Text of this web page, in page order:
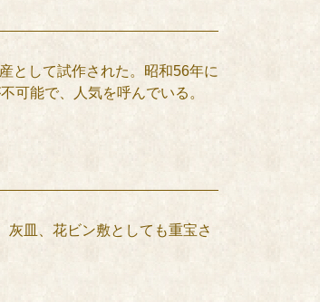
として試作された。昭和56年に
可能で、人気を呼んでいる。
皿、花ビン敷としても重宝さ